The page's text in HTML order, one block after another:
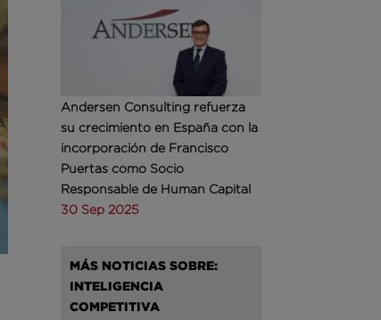
Andersen Consulting refuerza
su crecimiento en España con la
incorporación de Francisco
Puertas como Socio
Responsable de Human Capital
30 Sep 2025
MÁS NOTICIAS SOBRE:
INTELIGENCIA
COMPETITIVA